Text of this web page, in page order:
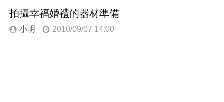
拍攝幸福婚禮的器材準備
小明 2010/09/07 14:00